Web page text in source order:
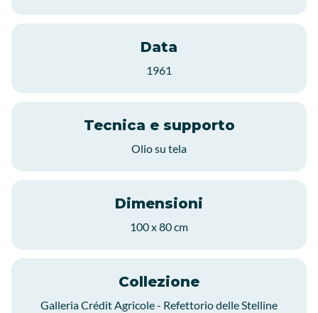
Data
1961
Tecnica e supporto
Olio su tela
Dimensioni
100 x 80 cm
Collezione
Galleria Crédit Agricole - Refettorio delle Stelline